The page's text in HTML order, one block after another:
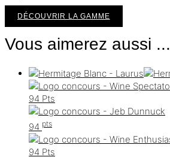
DÉCOUVRIR LA GAMME
Vous aimerez aussi ...
94 Pts
94 pts
94 Pts